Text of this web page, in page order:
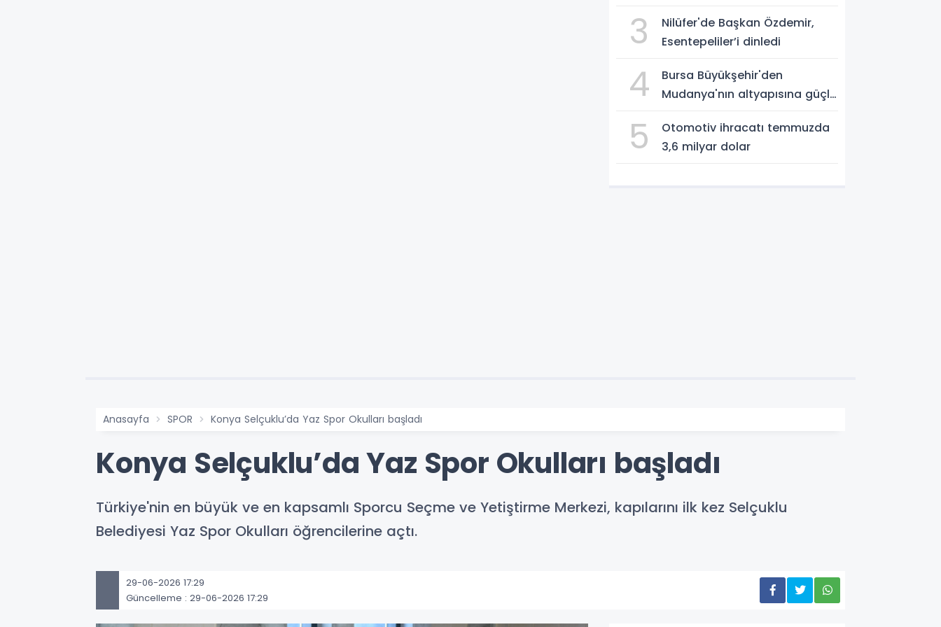
3
Nilüfer'de Başkan Özdemir,
Esentepeliler’i dinledi
4
Bursa Büyükşehir'den
Mudanya'nın altyapısına güçlü
5
Otomotiv ihracatı temmuzda
3,6 milyar dolar
Anasayfa SPOR Konya Selçuklu’da Yaz Spor Okulları başladı
Konya Selçuklu’da Yaz Spor Okulları başladı
Türkiye'nin en büyük ve en kapsamlı Sporcu Seçme ve Yetiştirme Merkezi, kapılarını ilk kez Selçuklu
Belediyesi Yaz Spor Okulları öğrencilerine açtı.
29-06-2026 17:29
Güncelleme : 29-06-2026 17:29